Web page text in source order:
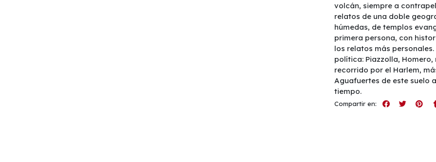
volcán, siempre a
relatos de una doble
húmedas, de templos
primera persona, con
los relatos más
política: Piazzolla,
recorrido por el Harlem,
Aguafuertes de este suelo
tiempo.
Compartir en: